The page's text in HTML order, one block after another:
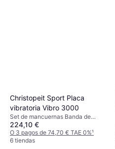
Christopeit Sport Placa
vibratoria Vibro 3000
Set de mancuernas Banda de
resistencia
224,10 €
O 3 pagos de 74,70 € TAE 0%¹
6 tiendas